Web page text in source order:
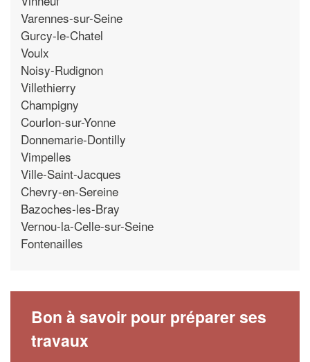
Varennes-sur-Seine
Gurcy-le-Chatel
Voulx
Noisy-Rudignon
Villethierry
Champigny
Courlon-sur-Yonne
Donnemarie-Dontilly
Vimpelles
Ville-Saint-Jacques
Chevry-en-Sereine
Bazoches-les-Bray
Vernou-la-Celle-sur-Seine
Fontenailles
Bon à savoir pour préparer ses
travaux